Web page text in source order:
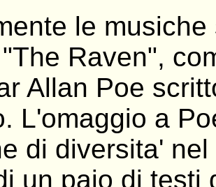
le
Raven",
Allan Poe
L'omaggio a
di diversita'
un paio di testi